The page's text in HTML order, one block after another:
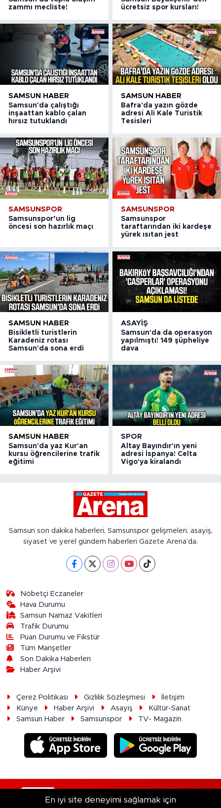
zammı mecliste!
ücretsiz spor kursları!
SAMSUN HABER
Samsun'da çalıştığı
inşaattan kablo çalan
hırsız tutuklandı
SAMSUN HABER
Bafra'da yazın gözde
adresi Ali Kale Turistik
Tesisleri
SAMSUNSPOR
Samsunspor’un lig
öncesi son hazırlık maçı
SAMSUNSPOR
Samsunspor
taraftarından iki kardeşe
yürek ısıtan jest
SAMSUN HABER
Bisikletli turistlerin
Karadeniz rotası
Samsun'da sona erdi
ASAYIŞ
Samsun'da da operasyon
yapılmıştı! 149 şüpheliye
dava
SAMSUN HABER
Samsun'da yaz Kur'an
kursu öğrencilerine trafik
eğitimi
SPOR
Altay Bayındır'ın yeni
adresi İspanya! Celta
Vigo'ya kiralandı
Samsun son dakika haberleri, Samsunspor gelişmeleri, asayiş,
siyaset ve yerel gündem haberleri Gazete Arena’da.
Nöbetçi Eczaneler
Hava Durumu
Samsun Namaz Vakitleri
Trafik Durumu
Puan Durumu ve Fikstür
Tüm Manşetler
Son Dakika Haberleri
Haber Arşivi
Çerez Politikası Gizlilik Sözleşmesi
İletişim
Künye
Haber Arşivi Asayiş
Kültür-Sanat
Samsun Haber
Samsunspor TV- Magazin
RSS Copyright © 2026. Her hakkı saklıdır.
En iyi site deneyimi sağlamak için